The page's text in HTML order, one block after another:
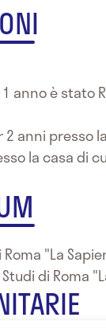
anno è stato
presso
la casa di
"La
di Roma